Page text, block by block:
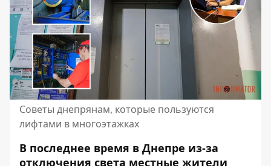
Советы днепрянам, которые пользуются
лифтами в многоэтажках
В последнее время в Днепре из-за
отключения света местные жители